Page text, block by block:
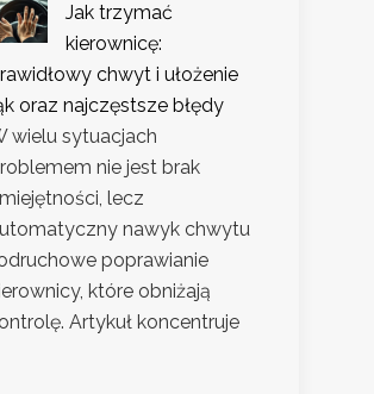
Jak trzymać
kierownicę:
chwyt i ułożenie
oraz najczęstsze błędy
wielu sytuacjach
nie jest brak
lecz
nawyk chwytu
poprawianie
które obniżają
Artykuł koncentruje